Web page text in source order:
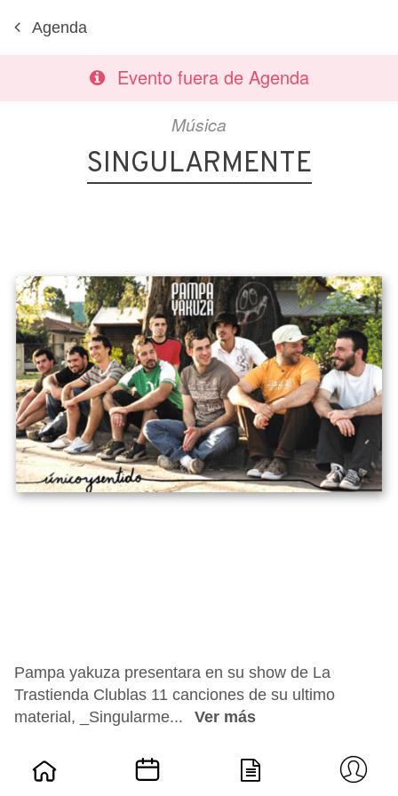
Agenda
Evento fuera de Agenda
Música
SINGULARMENTE
Pampa yakuza presentara en su show de La
Trastienda Clublas 11 canciones de su ultimo
material, _Singularme...
Ver más